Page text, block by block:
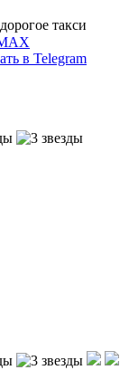
такси